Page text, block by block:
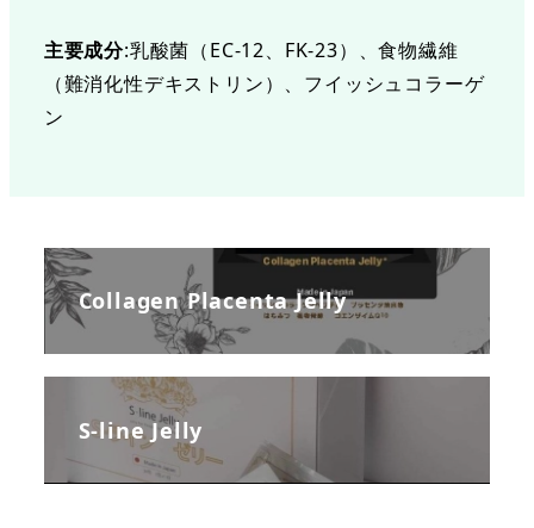
主要成分:乳酸菌（EC-12、FK-23）、食物繊維
（難消化性デキストリン）、フイッシュコラーゲ
ン
Collagen Placenta Jelly
S-line Jelly